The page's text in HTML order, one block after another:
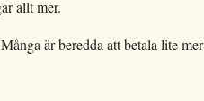
allt mer.
är beredda att betala lite mer